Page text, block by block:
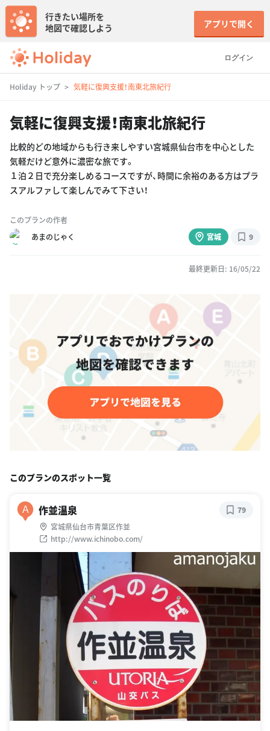
ログイン
行きたい場所を
地図で確認しよう
アプリで開く
Holiday トップ 気軽に復興支援！南東北旅紀行
気軽に復興支援！南東北旅紀行
比較的どの地域からも行き来しやすい宮城県仙台市を中心とした
気軽だけど意外に濃密な旅です。
１泊２日で充分楽しめるコースですが、時間に余裕のある方はプラ
スアルファして楽しんでみて下さい！
このプランの作者
あまのじゃく
宮城 9
最終更新日: 16/05/22
このプランのスポット一覧
A 作並温泉
宮城県仙台市青葉区作並
http://www.ichinobo.com/
79